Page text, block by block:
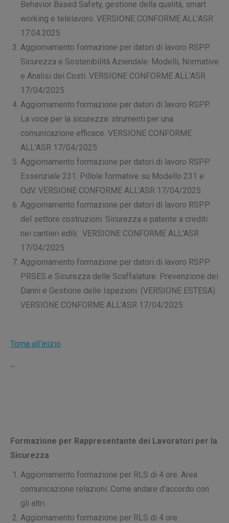
Behavior Based Safety, gestione della qualità, smart
working e telelavoro. VERSIONE CONFORME ALL’ASR
17.04.2025
Aggiornamento formazione per datori di lavoro RSPP.
Sicurezza e Sostenibilità Aziendale: Modelli, Normative
e Analisi dei Costi. VERSIONE CONFORME ALL’ASR
17/04/2025
Aggiornamento formazione per datori di lavoro RSPP.
La voce per la sicurezza: strumenti per una
comunicazione efficace. VERSIONE CONFORME
ALL’ASR 17/04/2025
Aggiornamento formazione per datori di lavoro RSPP.
Essenziale 231: Pillole formative su Modello 231 e
OdV. VERSIONE CONFORME ALL’ASR 17/04/2025
Aggiornamento formazione per datori di lavoro RSPP
del settore costruzioni. Sicurezza e patente a crediti
nei cantieri edili. VERSIONE CONFORME ALL’ASR
17/04/2025
Aggiornamento formazione per datori di lavoro RSPP.
PRSES e Sicurezza delle Scaffalature: Prevenzione dei
Danni e Gestione delle Ispezioni. (VERSIONE ESTESA)
VERSIONE CONFORME ALL’ASR 17/04/2025
Torna all’inizio
Formazione per Rappresentante dei Lavoratori per la
Sicurezza
Aggiornamento formazione per RLS di 4 ore. Area
comunicazione relazioni: Come andare d’accordo con
gli altri.
Aggiornamento formazione per RLS di 4 ore.